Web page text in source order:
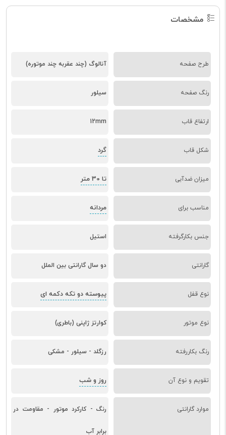
مشخصات
طرح صفحه آنالوگ (چند عقربه چند موتوره)
رنگ صفحه سیلور
ارتفاع قاب 12mm
شکل قاب گرد
میزان ضدآبی تا 30 متر
مناسب برای مردانه
جنس بکارگرفته استیل
گارانتی دو سال گارانتی بین الملل
نوع قفل پیوسته دو تکه دکمه ای
نوع موتور کوارتز ژاپنی (باطری)
رنگ بکاررفته رزگلد - سیلور - مشکی
تقویم و نوع آن روز و شب
موارد گارانتی رنگ - کارکرد موتور - مقاومت در
برابر آب